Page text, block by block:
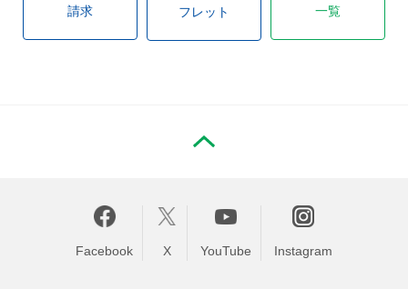
請求
フレット
一覧
Facebook X YouTube Instagram